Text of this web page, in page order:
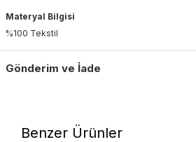
Materyal Bilgisi
%100 Tekstil
Gönderim ve İade
Benzer Ürünler